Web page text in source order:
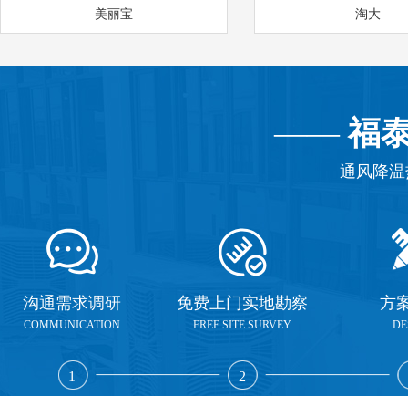
美丽宝 淘大
——福
通风降
沟通需求调研
COMMUNICATION
1
免费上门实地勘察
FREE SITE SURVEY
2
方